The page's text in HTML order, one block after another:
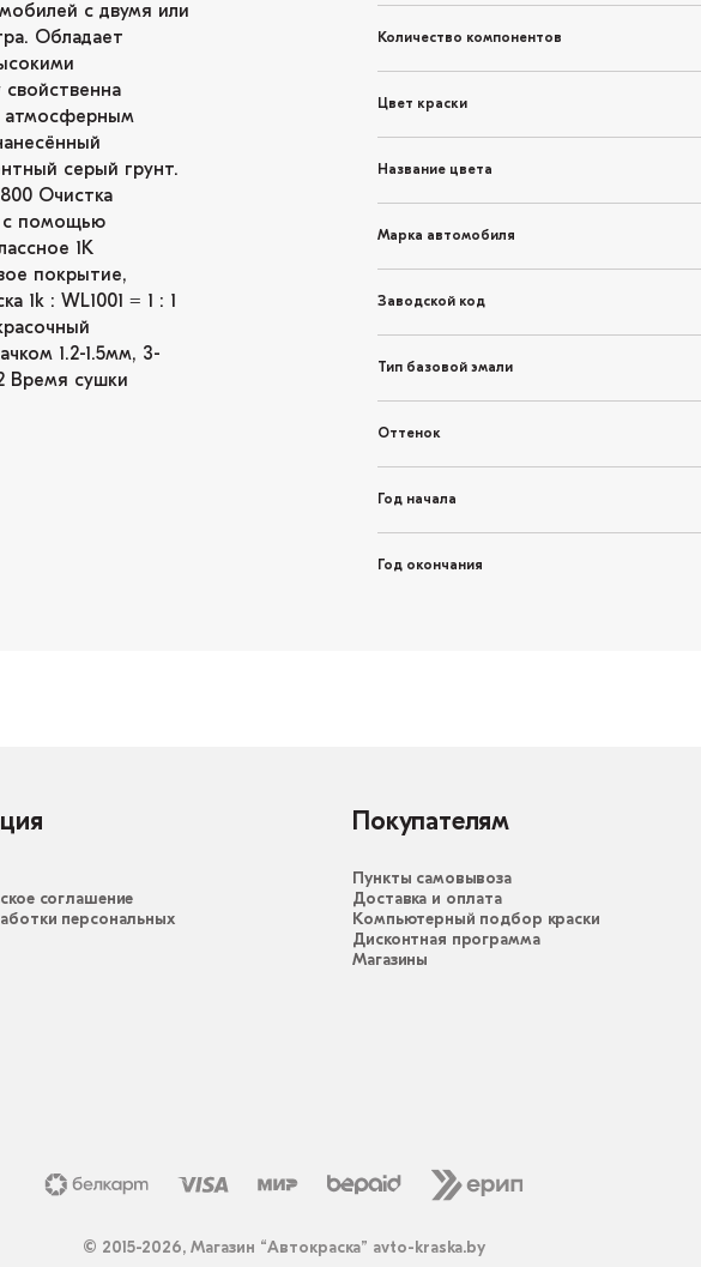
с двумя или
Обладает
атмосферным
серый грунт.
Очистка
с помощью
1K
покрытие,
1k : WL1001 = 1 : 1
1.2-1.5мм, 3-
Время сушки
Количество компонентов
Цвет краски
Название цвета
Марка автомобиля
Заводской код
Тип базовой эмали
Оттенок
Год начала
Год окончания
соглашение
персональных
Покупателям
Пункты самовывоза
Доставка и оплата
Компьютерный подбор краски
Дисконтная программа
Магазины
© 2015-2026, Магазин “Автокраска” avto-kraska.by